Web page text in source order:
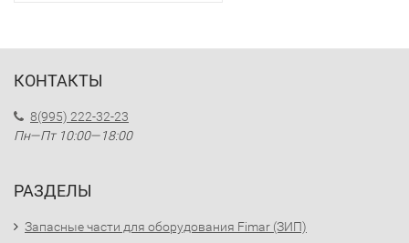
КОНТАКТЫ
8(995) 222-32-23
Пн—Пт 10:00—18:00
РАЗДЕЛЫ
Запасные части для оборудования Fimar (ЗИП)